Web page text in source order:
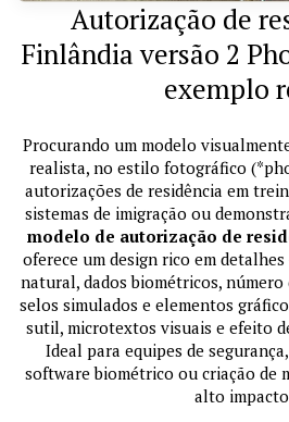
Autorização de
Finlândia versão 2
exemplo
Procurando um modelo
realista, no estilo fotográfico
autorizações de residência em
sistemas de imigração ou
modelo de autorização de
oferece um design rico em
natural, dados biométricos, número
selos simulados e elementos
sutil, microtextos visuais e efeito
Ideal para equipes de
software biométrico ou criação de
alto